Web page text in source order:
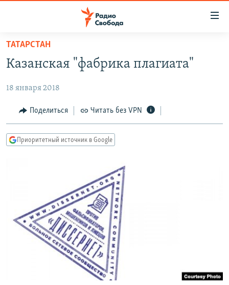
упрощенного
доступа
содержанию
Вернутся
АВТОРСКИЕ ПРОЕКТЫ
ЦИТАТЫ СВОБОДЫ
КУЛЬТУРА
СЕВЕР.РЕАЛИИ
СИБИРЬ.РЕАЛИИ
РАСПИСАНИЕ ВЕЩАНИЯ
ПОДПИШИТЕСЬ НА РАССЫЛКУ
ТАТАРСТАН
Казанская "фабрика плагиата"
18 января 2018
Поделиться Читать без VPN
Приоритетный источник в Google